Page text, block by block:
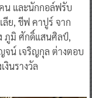
น และนักกอล์ฟรับ
ลีย, ชีฟ คาปูร์ จาก
ภูมิ ศักดิ์แสนศิลป์,
จน์ เจริญกุล ต่างตอบ
งินรางวัล